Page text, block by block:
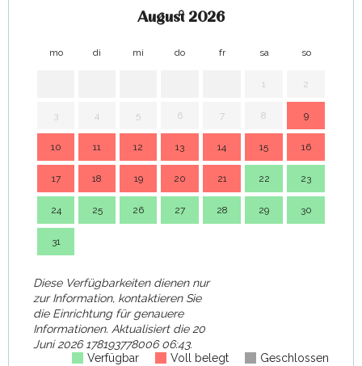
August 2026
mo di mi do fr sa so
1 2
3 4 5 6 7 8 9
10 11 12 13 14 15 16
17 18 19 20 21 22 23
24 25 26 27 28 29 30
31
Diese Verfügbarkeiten dienen nur
zur Information, kontaktieren Sie
die Einrichtung für genauere
Informationen. Aktualisiert die20
Juni 2026 178193778006 06:43.
Verfügbar
Voll belegt Geschlossen